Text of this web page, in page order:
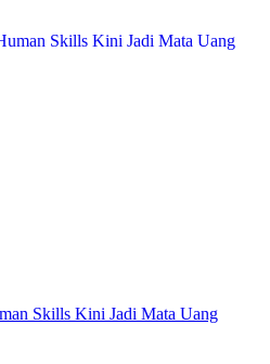
Skills Kini Jadi Mata Uang